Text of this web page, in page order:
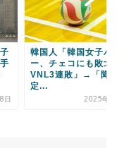
日
韓国人「韓国女子バ
ー、チェコにも敗
VNL3連敗」→「降
定...
2025年6